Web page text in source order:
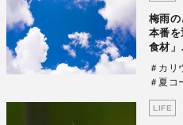
梅雨の
本番を
食材」
＃カリ
＃夏コ
LIFE